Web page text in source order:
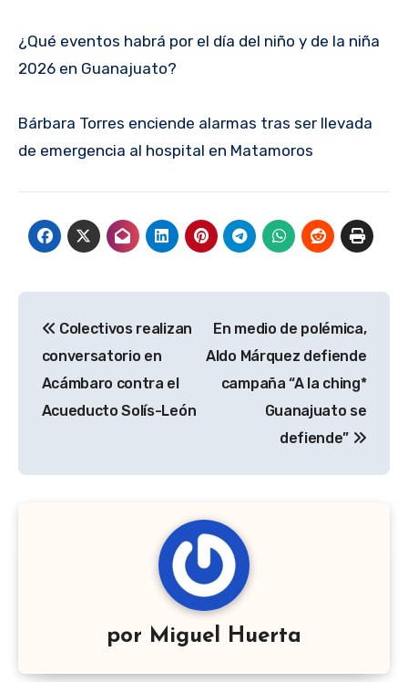
¿Qué eventos habrá por el día del niño y de la niña
2026 en Guanajuato?
Bárbara Torres enciende alarmas tras ser llevada
de emergencia al hospital en Matamoros
de
entradas
Colectivos realizan
conversatorio en
Acámbaro contra el
Acueducto Solís-León
En medio de polémica,
Aldo Márquez defiende
campaña “A la ching*
Guanajuato se
defiende”
por Miguel Huerta